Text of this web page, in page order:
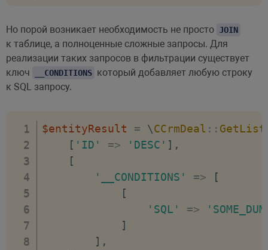
Но порой возникает необходимость не просто JOIN
к таблице, а полноценные сложные запросы. Для
реализации таких запросов в фильтрации существует
ключ
__CONDITIONS который добавляет любую строку
к SQL запросу.
$entityResult = \CCrmDeal ::
[ 'ID' => 'DESC' ] ,
[
'__CONDITIONS'
=>
[
[
'SQL'
=>
]
] ,